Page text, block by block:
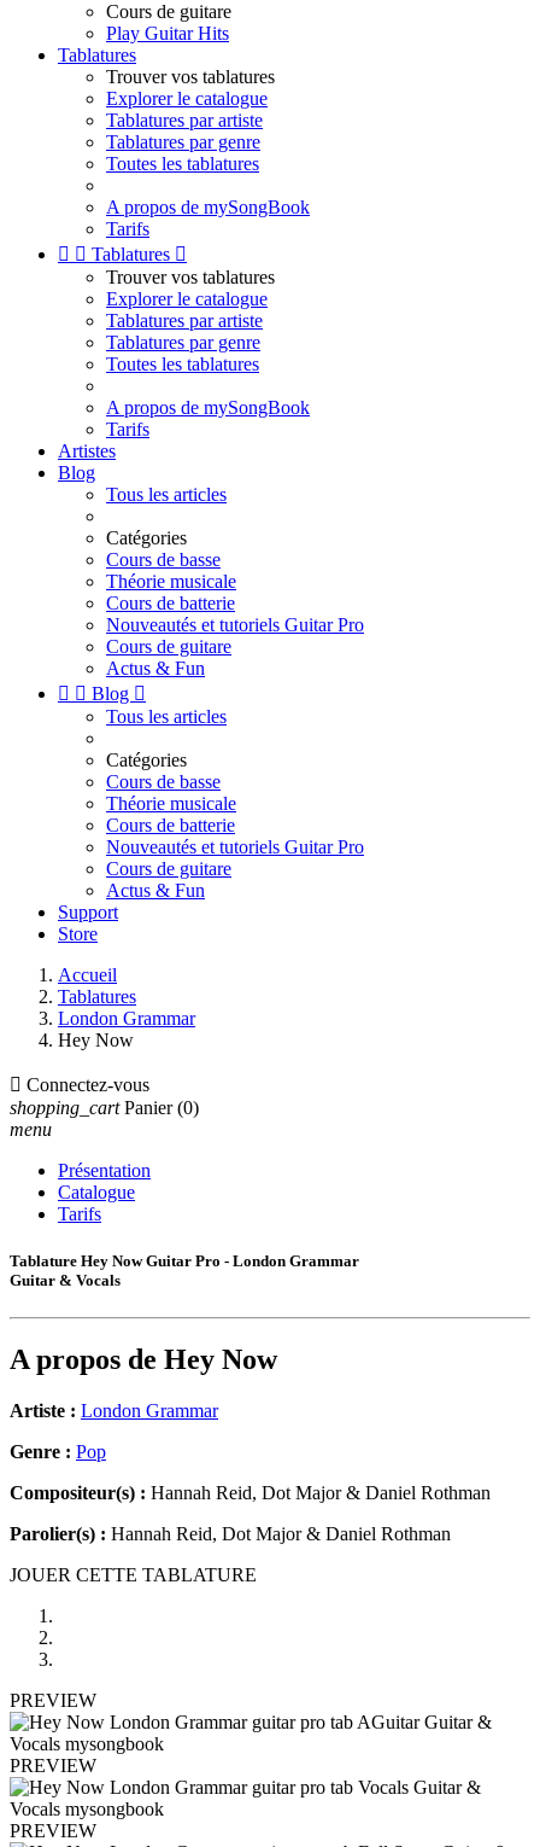
Cours de guitare
Play Guitar Hits
Tablatures
Trouver vos tablatures
Explorer le catalogue
Tablatures par artiste
Tablatures par genre
Toutes les tablatures
A propos de mySongBook
Tarifs
  Tablatures 
Trouver vos tablatures
Explorer le catalogue
Tablatures par artiste
Tablatures par genre
Toutes les tablatures
A propos de mySongBook
Tarifs
Artistes
Blog
Tous les articles
Catégories
Cours de basse
Théorie musicale
Cours de batterie
Nouveautés et tutoriels Guitar Pro
Cours de guitare
Actus & Fun
  Blog 
Tous les articles
Catégories
Cours de basse
Théorie musicale
Cours de batterie
Nouveautés et tutoriels Guitar Pro
Cours de guitare
Actus & Fun
Support
Store
Accueil
Tablatures
London Grammar
Hey Now
 Connectez-vous
shopping_cart Panier (0)
menu
Présentation
Catalogue
Tarifs
Tablature Hey Now Guitar Pro - London Grammar
Guitar & Vocals
A propos de Hey Now
Artiste : London Grammar
Genre : Pop
Compositeur(s) : Hannah Reid, Dot Major & Daniel Rothman
Parolier(s) : Hannah Reid, Dot Major & Daniel Rothman
JOUER CETTE TABLATURE
PREVIEW
PREVIEW
PREVIEW